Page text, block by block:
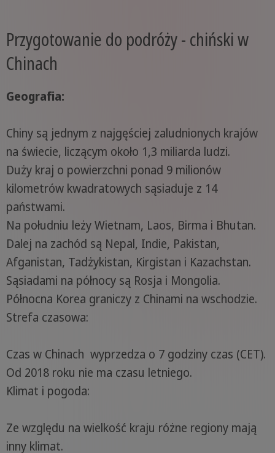
Przygotowanie do podróży - chiński w
Chinach
Geografia:
Chiny są jednym z najgęściej zaludnionych krajów
na świecie, liczącym około 1,3 miliarda ludzi.
Duży kraj o powierzchni ponad 9 milionów
kilometrów kwadratowych sąsiaduje z 14
państwami.
Na południu leży Wietnam, Laos, Birma i Bhutan.
Dalej na zachód są Nepal, Indie, Pakistan,
Afganistan, Tadżykistan, Kirgistan i Kazachstan.
Sąsiadami na północy są Rosja i Mongolia.
Północna Korea graniczy z Chinami na wschodzie.
Strefa czasowa:
Czas w Chinach wyprzedza o 7 godziny czas (CET).
Od 2018 roku nie ma czasu letniego.
Klimat i pogoda:
Ze względu na wielkość kraju różne regiony mają
inny klimat.